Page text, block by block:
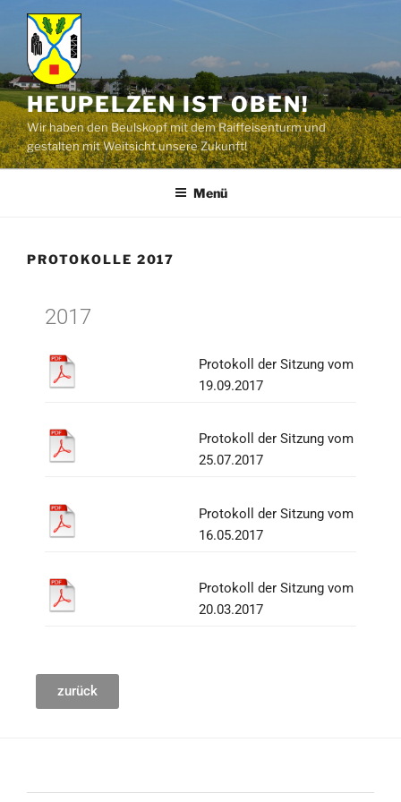
HEUPELZEN IST OBEN!
Wir haben den Beulskopf mit dem Raiffeisenturm und
gestalten mit Weitsicht unsere Zukunft!
Menü
PROTOKOLLE 2017
2017
Protokoll der Sitzung vom
19.09.2017
Protokoll der Sitzung vom
25.07.2017
Protokoll der Sitzung vom
16.05.2017
Protokoll der Sitzung vom
20.03.2017
zurück